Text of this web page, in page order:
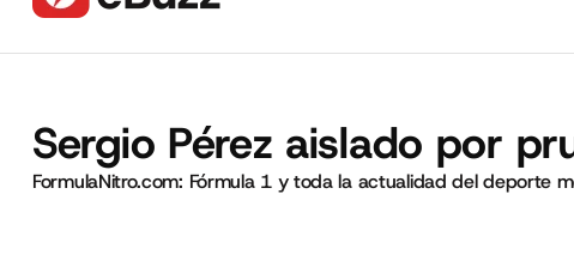
Sergio Pérez aislado por
FormulaNitro.com: Fórmula 1 y toda la actualidad del deporte